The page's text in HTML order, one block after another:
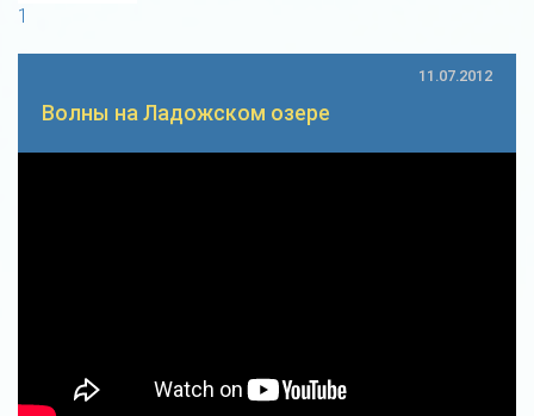
1
11.07.2012
Волны на Ладожском озере